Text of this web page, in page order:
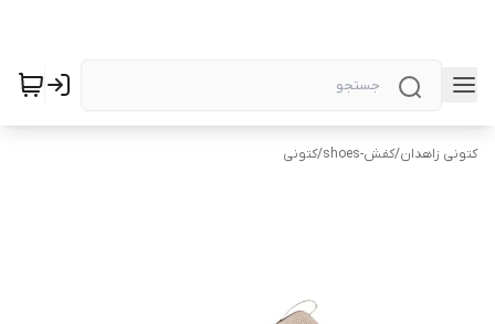
کتونی زاهدان/کفش-shoes /کتونی